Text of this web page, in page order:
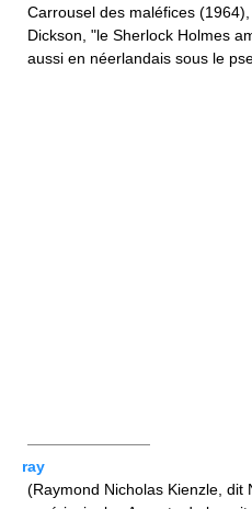
Carrousel des maléfices
Dickson, "le Sherlock Holmes
aussi en néerlandais sous le
————————
ray
(Raymond Nicholas Kienzle, dit